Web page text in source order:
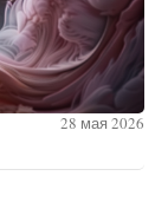
28 мая 2026